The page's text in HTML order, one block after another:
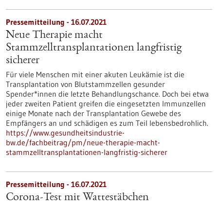
Pressemitteilung - 16.07.2021
Neue Therapie macht
Stammzelltransplantationen langfristig
sicherer
Für viele Menschen mit einer akuten Leukämie ist die
Transplantation von Blutstammzellen gesunder
Spender*innen die letzte Behandlungschance. Doch bei etwa
jeder zweiten Patient greifen die eingesetzten Immunzellen
einige Monate nach der Transplantation Gewebe des
Empfängers an und schädigen es zum Teil lebensbedrohlich.
https://www.gesundheitsindustrie-
bw.de/fachbeitrag/pm/neue-therapie-macht-
stammzelltransplantationen-langfristig-sicherer
Pressemitteilung - 16.07.2021
Corona-Test mit Wattestäbchen